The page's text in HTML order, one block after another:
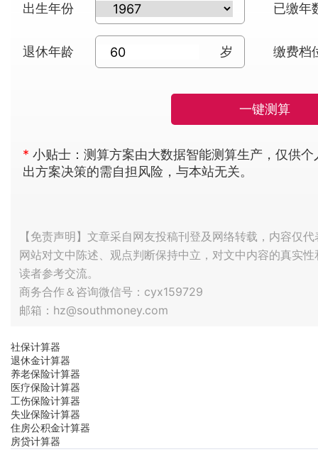
出生年份 已缴年
退休年龄 岁 缴费档
一键测算
* 小贴士：测算方案由大数据智能测算生产，仅供
出方案决策的需自担风险，与本站无关。
【免责声明】文章采自网友投稿刊登及网络转载，内容仅
网站对文中陈述、观点判断保持中立，对文中内容的真实
读者参考交流。
商务合作＆咨询微信号：cyx159729
邮箱：hz@southmoney.com
社保计算器
退休金计算器
养老保险计算器
医疗保险计算器
工伤保险计算器
失业保险计算器
住房公积金计算器
房贷计算器